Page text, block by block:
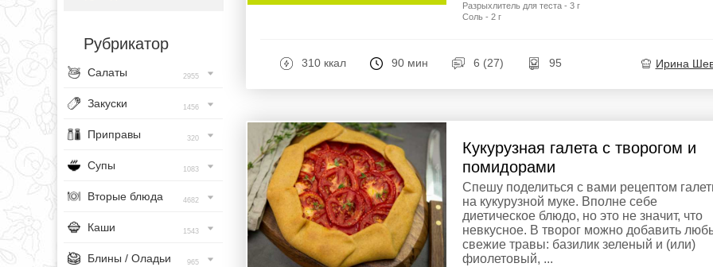
Рубрикатор
Салаты 2955
Закуски 1456
Приправы 320
Супы 1083
Вторые блюда 4682
Каши 1543
Блины / Оладьи 965
Разрыхлитель для теста - 3 г
Соль - 2 г
310 ккал 90 мин 6 (27) 95 Ирина
Кукурузная галета с творогом и
помидорами
Спешу поделиться с вами рецептом
на кукурузной муке. Вполне себе
диетическое блюдо, но это не значит, что
невкусное. В творог можно добавить
свежие травы: базилик зеленый и (или)
фиолетовый, ...